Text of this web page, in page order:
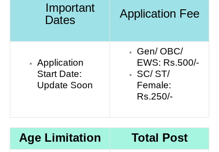
Important
Dates
Application Fee
Application
Start Date:
Update Soon
Gen/ OBC/
EWS: Rs.500/-
SC/ ST/
Female:
Rs.250/-
Age Limitation Total Post